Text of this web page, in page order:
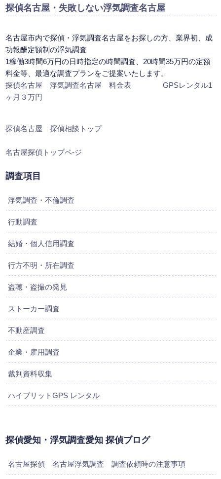
探偵名古屋 ・失敗しない浮気調査名古屋
名古屋市内で探偵・浮気調査名古屋をお探しの方、業界初、成
功報酬定額制の浮気調査
1稼働3時間6万円の日時指定の時間調査、20時間35万円の定額
料金等、最適な調査プランをご提案いたします。
探偵名古屋 浮気調査名古屋 料金表
GPSレンタル1
ヶ月３万円
探偵名古屋 探偵相談トップ
名古屋探偵トップペ-ジ
調査項目
浮気調査・不倫調査
行動調査
結婚・個人信用調査
行方不明・所在調査
盗聴・盗撮の発見
ストーカー調査
不動産調査
企業・雇用調査
裁判資料収集
ハイブリットGPS レンタル
探偵愛知・浮気調査愛知 探偵ブログ
名古屋探偵 名古屋浮気調査 調査依頼時の注意事項